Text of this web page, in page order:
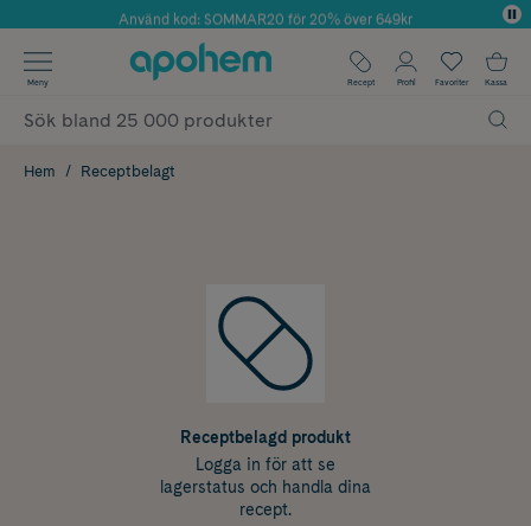
Årets Butik 2025 inom Skönhet
Använd kod: SOMMAR20 för 20% över 649kr
✓ Fri frakt
✓ Poäng på alla köp*
Meny Recept Profil Favoriter Kassa
Hem Receptbelagt
Receptbelagd produkt
Logga in för att se
lagerstatus och handla dina
recept.